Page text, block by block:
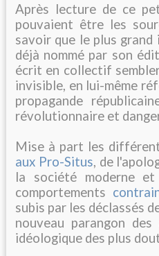
Après lecture de ce
pouvaient être les
savoir que le plus
déjà nommé par son
écrit en collectif
invisible, en lui-même
propagande
révolutionnaire et
Mise à part les
aux Pro-Situs, de
la société moderne
comportements
subis par les déclassés
nouveau parangon
idéologique des plus